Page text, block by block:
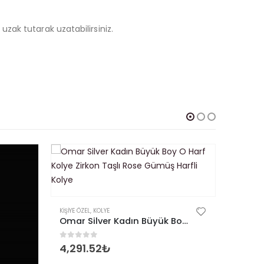
tutarak uzatabilirsiniz.
KIŞIYE ÖZEL, KOLYE
Omar Silver Kadın Büyük Boy O Harf Kolye Zirkon Taşlı Rose Gümüş Harfli Kolye
0out of 5
4,291.52₺